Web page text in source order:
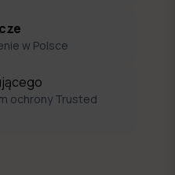
w Polsce
ochrony Trusted